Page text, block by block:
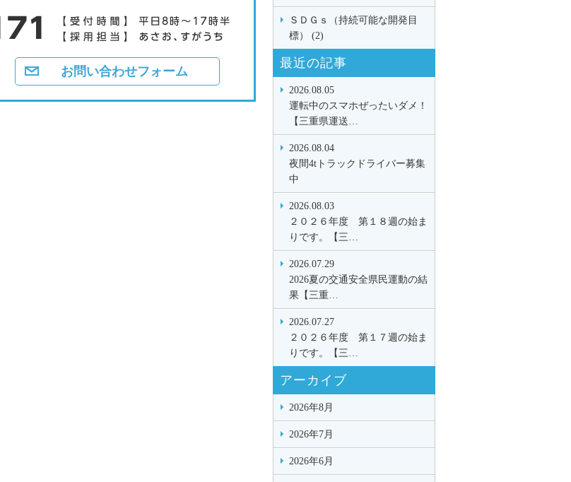
お問い合わせフォーム
ＳＤＧｓ（持続可能な開発目
標） (2)
最近の記事
2026.08.05
運転中のスマホぜったいダメ！
【三重県運送…
2026.08.04
夜間4tトラックドライバー募集
中
2026.08.03
２０２６年度 第１８週の始ま
りです。【三…
2026.07.29
2026夏の交通安全県民運動の結
果【三重…
2026.07.27
２０２６年度 第１７週の始ま
りです。【三…
アーカイブ
2026年8月
2026年7月
2026年6月